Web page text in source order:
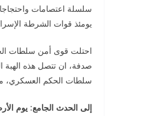
يومئذ قوات الشرطة
احتلت قوى أمن سلطات
صدفة، ان تتصل هذه
سلطات الحكم العسكري،
إلى الحدث الجامع: يوم